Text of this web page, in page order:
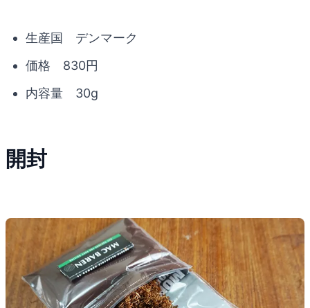
生産国 デンマーク
価格 830円
内容量 30g
開封